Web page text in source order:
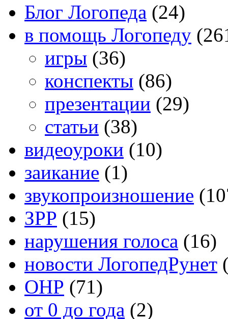
Блог Логопеда (24)
в помощь Логопеду
игры (36)
конспекты (86)
презентации (29)
статьи (38)
видеоуроки (10)
заикание (1)
звукопроизношение
ЗРР (15)
нарушения голоса (16)
новости ЛогопедРунет
ОНР (71)
от 0 до года (2)